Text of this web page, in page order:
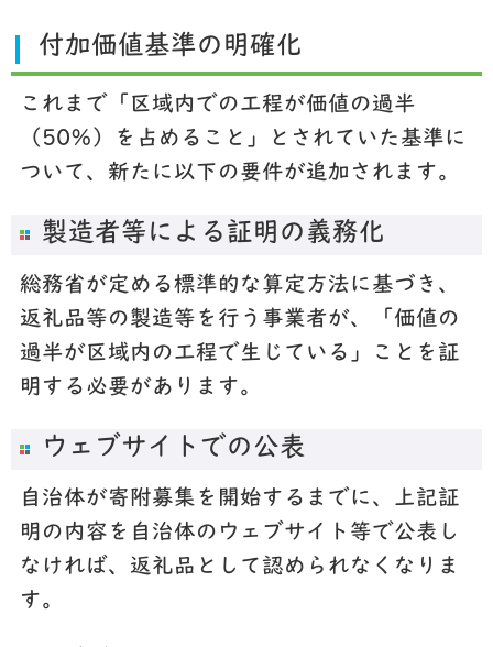
付加価値基準の明確化
これまで「区域内での工程が価値の過半
（50％）を占めること」とされていた基準に
ついて、新たに以下の要件が追加されます。
製造者等による証明の義務化
総務省が定める標準的な算定方法に基づき、
返礼品等の製造等を行う事業者が、「価値の
過半が区域内の工程で生じている」ことを証
明する必要があります。
ウェブサイトでの公表
自治体が寄附募集を開始するまでに、上記証
明の内容を自治体のウェブサイト等で公表し
なければ、返礼品として認められなくなりま
す。